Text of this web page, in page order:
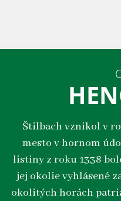
Štilbach vznikol v
mesto v hornom
listiny z roku 1338
jej okolie vyhlásené
okolitých horách